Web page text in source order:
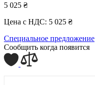
5 025 ₴
Цена с НДС: 5 025 ₴
Специальное предложение
Сообщить когда появится